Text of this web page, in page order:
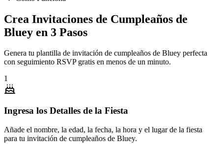
Crea Invitaciones de Cumpleaños de
Bluey en 3 Pasos
Genera tu plantilla de invitación de cumpleaños de Bluey perfecta
con seguimiento RSVP gratis en menos de un minuto.
1
Ingresa los Detalles de la Fiesta
Añade el nombre, la edad, la fecha, la hora y el lugar de la fiesta
para tu invitación de cumpleaños de Bluey.